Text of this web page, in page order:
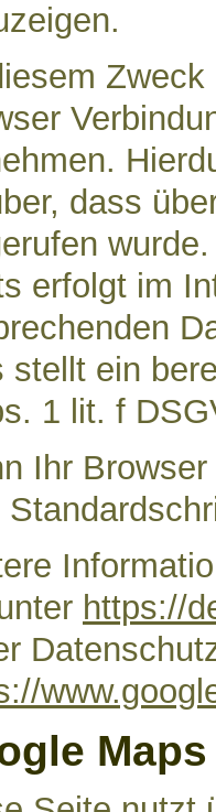
dass
erfolgt im
stellt ein
1 lit. f
Ihr
https://
Maps